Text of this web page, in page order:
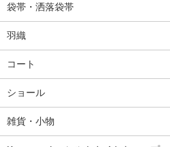
袋帯・洒落袋帯
羽織
コート
ショール
雑貨・小物